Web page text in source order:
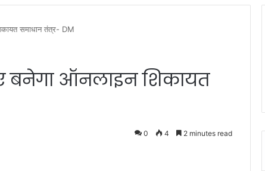
समाधान तंत्र- DM
बनेगा ऑनलाइन शिकायत
0 4 2 minutes read